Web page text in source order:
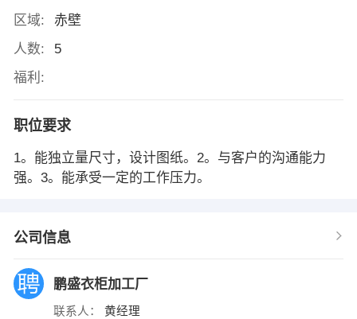
区域:
赤壁
人数:
5
福利:
职位要求
1。能独立量尺寸，设计图纸。2。与客户的沟通能力
强。3。能承受一定的工作压力。
公司信息
鹏盛衣柜加工厂
联系人： 黄经理